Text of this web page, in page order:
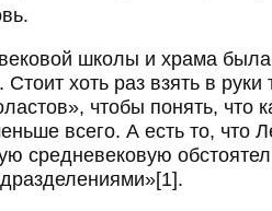
школы и храма
Стоит хоть раз взять в руки
чтобы понять, что
всего. А есть то, что
средневековую